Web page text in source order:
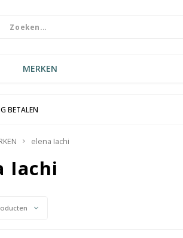
MERKEN
BETALEN
elena Iachi
Iachi